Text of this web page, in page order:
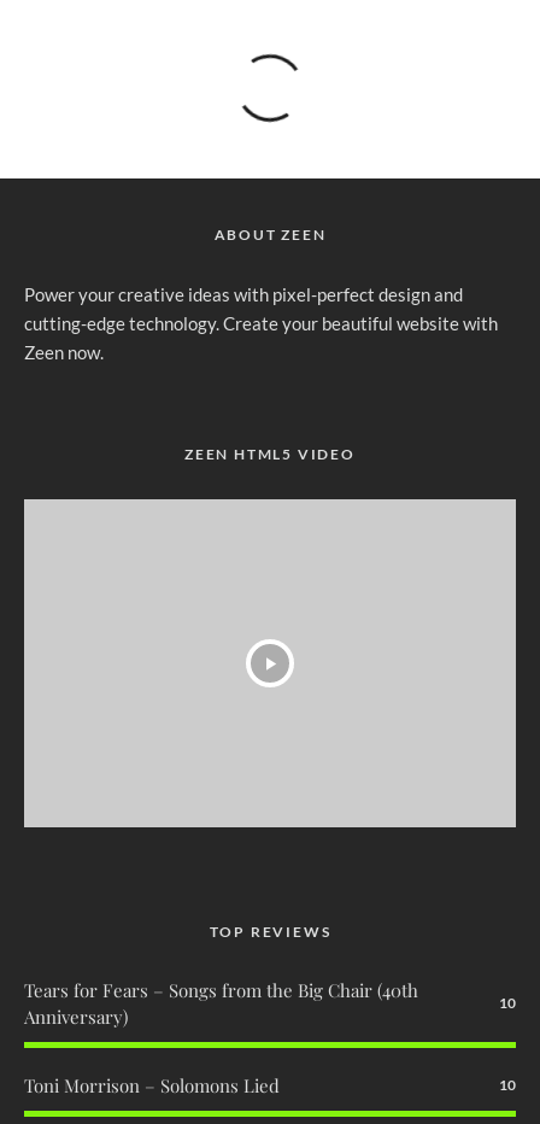
ABOUT ZEEN
Power your creative ideas with pixel-perfect design and
cutting-edge technology. Create your beautiful website with
Zeen now.
ZEEN HTML5 VIDEO
TOP REVIEWS
Tears for Fears – Songs from the Big Chair (40th
Anniversary)
10
Toni Morrison – Solomons Lied 10